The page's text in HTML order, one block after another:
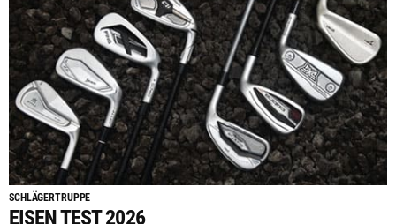
SCHLÄGERTRUPPE
EISEN TEST 2026